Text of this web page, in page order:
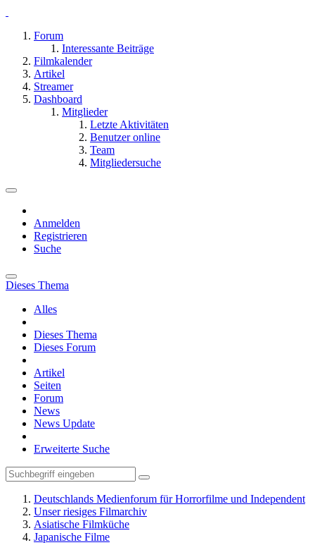
Forum
Interessante Beiträge
Filmkalender
Artikel
Streamer
Dashboard
Mitglieder
Letzte Aktivitäten
Benutzer online
Team
Mitgliedersuche
Anmelden
Registrieren
Suche
Dieses Thema
Alles
Dieses Thema
Dieses Forum
Artikel
Seiten
Forum
News
News Update
Erweiterte Suche
Deutschlands Medienforum für Horrorfilme und Independent
Unser riesiges Filmarchiv
Asiatische Filmküche
Japanische Filme